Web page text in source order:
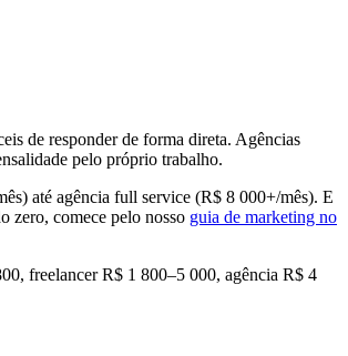
de responder de forma direta. Agências
pelo próprio trabalho.
até agência full service (R$ 8 000+/mês). E
zero, comece pelo nosso guia de marketing no
freelancer R$ 1 800–5 000, agência R$ 4